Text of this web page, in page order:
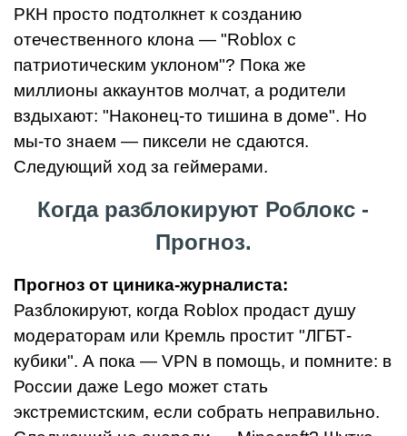
РКН просто подтолкнет к созданию
отечественного клона — "Roblox с
патриотическим уклоном"? Пока же
миллионы аккаунтов молчат, а родители
вздыхают: "Наконец-то тишина в доме". Но
мы-то знаем — пиксели не сдаются.
Следующий ход за геймерами.
Когда разблокируют Роблокс -
Прогноз.
Прогноз от циника-журналиста:
Разблокируют, когда Roblox продаст душу
модераторам или Кремль простит "ЛГБТ-
кубики". А пока — VPN в помощь, и помните: в
России даже Lego может стать
экстремистским, если собрать неправильно.